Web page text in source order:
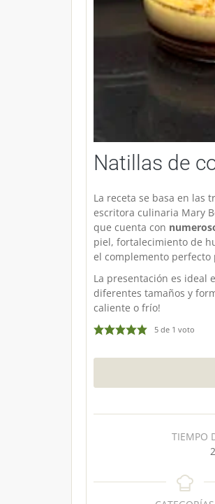
Natillas de
La receta se basa en las
escritora culinaria Mary
que cuenta con
piel, fortalecimiento de
el complemento
La presentación es ideal
diferentes tamaños y
caliente o frío!
5de 1 voto
TIEMPO